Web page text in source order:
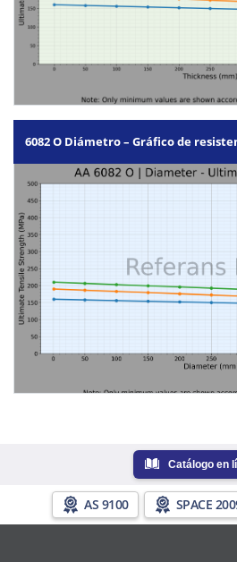
6082 O Diámetro – Gráfico de
Catálogo en
AS 9100 SPACE